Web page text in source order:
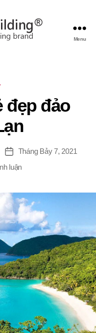
Menu
đẹp đảo
Ngày
đăng
Tháng Bảy 7, 2021
luậnở
vẻ
đẹp
đảo
Quan
Lạn